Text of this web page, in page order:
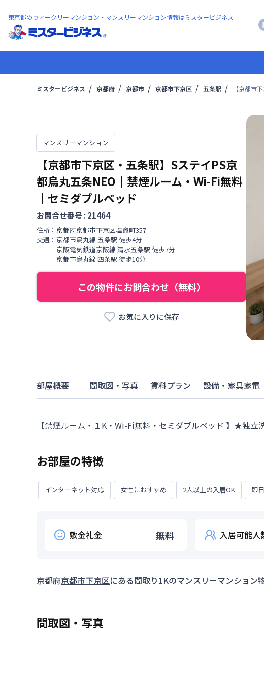
東京都のウィークリーマンション・マンスリーマンション情報はミスタービジネス
ミスタービジネス 京都府 京都市 京都市下京区 五条駅 【京都市
マンスリーマンション
【京都市下京区・五条駅】SステイPS京
都烏丸五条NEO｜禁煙ルーム・Wi-Fi無料
｜セミダブルベッド
お問合せ番号 :21464
住所： 京都府京都市下京区塩竈町357
交通： 京都市烏丸線 五条駅 徒歩4分
京阪電気鉄道京阪線 清水五条駅 徒歩7分
京都市烏丸線 四条駅 徒歩10分
この物件にお問合わせ（無料）
お気に入りに保存
部屋概要 間取図・写真 賃料プラン 設備・家具家電
【禁煙ルーム・１K・Wi-Fi無料・セミダブルベッド 】★独
お部屋の特徴
インターネット対応 女性におすすめ 2人以上の入居OK 即
敷金礼金 無料 入居可能人
京都府京都市下京区にある間取り1Kのマンスリーマンション
間取図・写真